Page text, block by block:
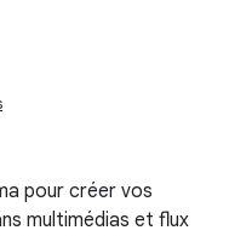
pour créer vos
multimédias et flux